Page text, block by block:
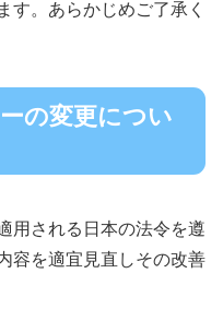
す。あらかじめご了承く
の変更につい
用される日本の法令を遵
容を適宜見直しその改善